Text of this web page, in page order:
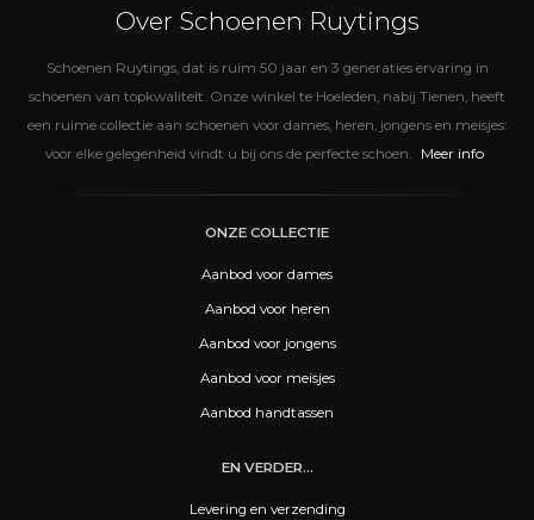
Over Schoenen Ruytings
Schoenen Ruytings, dat is ruim 50 jaar en 3 generaties ervaring in
schoenen van topkwaliteit. Onze winkel te Hoeleden, nabij Tienen, heeft
een ruime collectie aan schoenen voor dames, heren, jongens en meisjes:
voor elke gelegenheid vindt u bij ons de perfecte schoen.
Meer info
ONZE COLLECTIE
Aanbod voor dames
Aanbod voor heren
Aanbod voor jongens
Aanbod voor meisjes
Aanbod handtassen
EN VERDER...
Levering en verzending